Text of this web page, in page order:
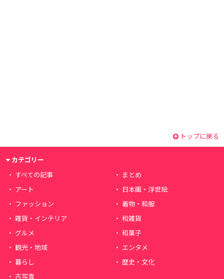
トップに戻る
カテゴリー
すべての記事
まとめ
アート
日本画・浮世絵
ファッション
着物・和服
雑貨・インテリア
和雑貨
グルメ
和菓子
観光・地域
エンタメ
暮らし
歴史・文化
古写真